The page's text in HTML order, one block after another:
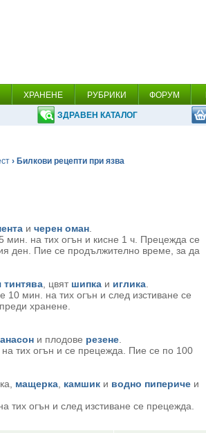
ХРАНЕНЕ РУБРИКИ ФОРУМ
ЗДРАВЕН КАТАЛОГ
› Билкови рецепти при язва
и черен оман
мин. на тих огън и кисне 1 ч. Прецежда се
ден. Пие се продължително време, за да
тинтява , цвят шипка и иглика
мин. на тих огън и след изстиване се
хранене.
анасон и плодове резене
тих огън и се прецежда. Пие се по 100
мащерка камшик и водно пипериче и
тих огън и след изстиване се прецежда.